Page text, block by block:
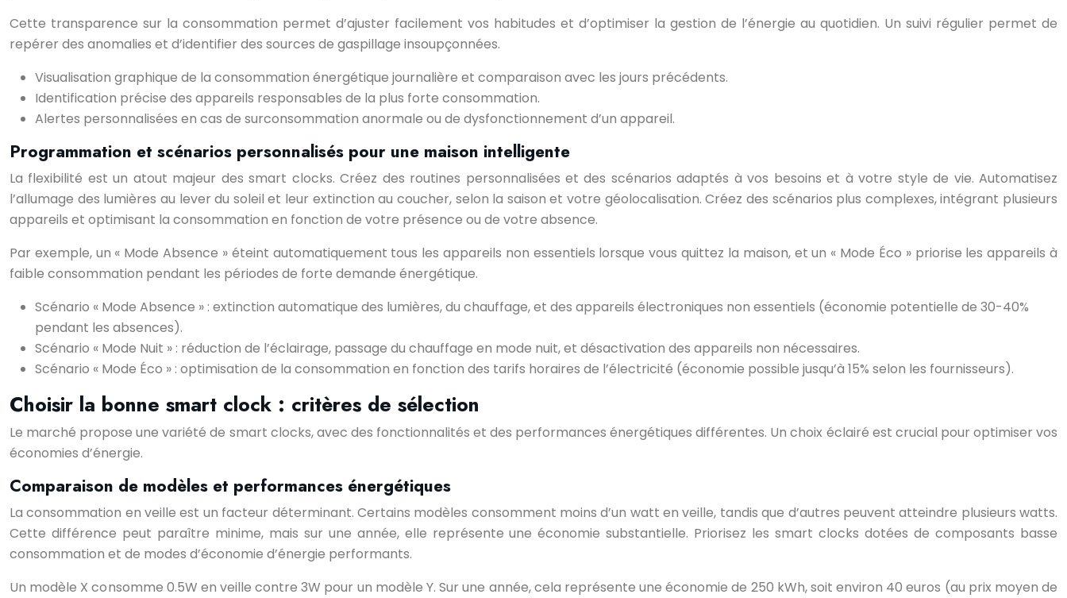
Cette transparence sur la consommation permet d’ajuster facilement vos habitudes et d’optimiser la gestion de l’énergie au quotidien. Un suivi régulier permet de
repérer des anomalies et d’identifier des sources de gaspillage insoupçonnées.
Visualisation graphique de la consommation énergétique journalière et comparaison avec les jours précédents.
Identification précise des appareils responsables de la plus forte consommation.
Alertes personnalisées en cas de surconsommation anormale ou de dysfonctionnement d’un appareil.
Programmation et scénarios personnalisés pour une maison intelligente
La flexibilité est un atout majeur des smart clocks. Créez des routines personnalisées et des scénarios adaptés à vos besoins et à votre style de vie. Automatisez
l’allumage des lumières au lever du soleil et leur extinction au coucher, selon la saison et votre géolocalisation. Créez des scénarios plus complexes, intégrant plusieurs
appareils et optimisant la consommation en fonction de votre présence ou de votre absence.
Par exemple, un « Mode Absence » éteint automatiquement tous les appareils non essentiels lorsque vous quittez la maison, et un « Mode Éco » priorise les appareils à
faible consommation pendant les périodes de forte demande énergétique.
Scénario « Mode Absence » : extinction automatique des lumières, du chauffage, et des appareils électroniques non essentiels (économie potentielle de 30-40%
pendant les absences).
Scénario « Mode Nuit » : réduction de l’éclairage, passage du chauffage en mode nuit, et désactivation des appareils non nécessaires.
Scénario « Mode Éco » : optimisation de la consommation en fonction des tarifs horaires de l’électricité (économie possible jusqu’à 15% selon les fournisseurs).
Choisir la bonne smart clock : critères de sélection
Le marché propose une variété de smart clocks, avec des fonctionnalités et des performances énergétiques différentes. Un choix éclairé est crucial pour optimiser vos
économies d’énergie.
Comparaison de modèles et performances énergétiques
La consommation en veille est un facteur déterminant. Certains modèles consomment moins d’un watt en veille, tandis que d’autres peuvent atteindre plusieurs watts.
Cette différence peut paraître minime, mais sur une année, elle représente une économie substantielle. Priorisez les smart clocks dotées de composants basse
consommation et de modes d’économie d’énergie performants.
Un modèle X consomme 0.5W en veille contre 3W pour un modèle Y. Sur une année, cela représente une économie de 250 kWh, soit environ 40 euros (au prix moyen de